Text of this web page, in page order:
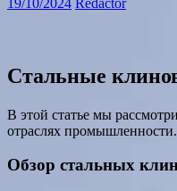
Стальные
В этой статье мы
отраслях
Обзор стальных